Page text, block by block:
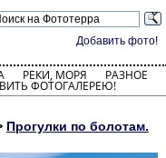
Добавить фото!
РЕКИ, МОРЯ РАЗНОЕ
ФОТОГАЛЕРЕЮ!
Прогулки по болотам.